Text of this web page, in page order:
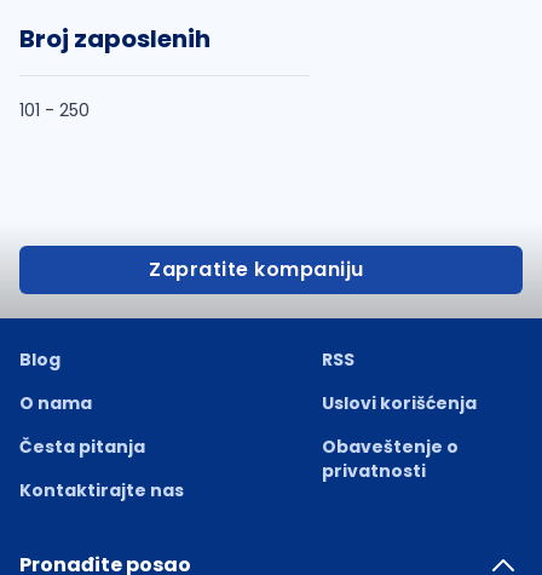
Broj zaposlenih
101 - 250
Zapratite kompaniju
Blog
O nama
Česta pitanja
Kontaktirajte nas
RSS
Uslovi korišćenja
Obaveštenje o
privatnosti
Pronađite posao